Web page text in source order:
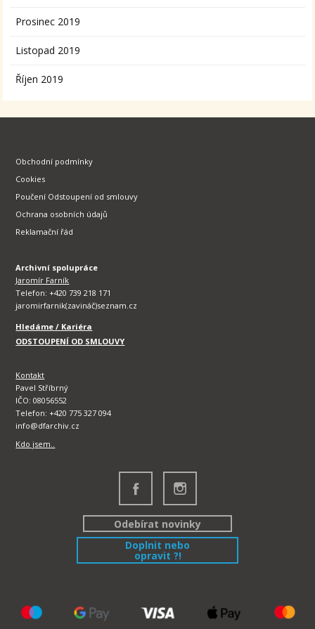
Prosinec 2019
Listopad 2019
Říjen 2019
Obchodní podmínky
Cookies
Poučení Odstoupení od smlouvy
Ochrana osobních údajů
Reklamační řád
Archivní spolupráce
Jaromír Farník
Telefon: +420 739 218 171
jaromirfarnik(zavináč)seznam.cz
Hledáme / Kariéra
ODSTOUPENÍ OD SMLOUVY
Kontakt
Pavel Stříbrný
IČO: 08056552
Telefon: +420 775 327 094
info@dfarchiv.cz
Kdo jsem..
Odebírat novinky
Doplnit nebo
opravit ?!